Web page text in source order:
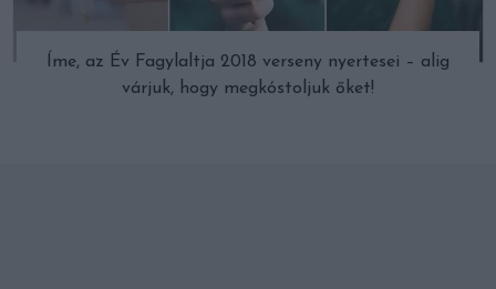
Íme, az Év Fagylaltja 2018 verseny nyertesei – alig
várjuk, hogy megkóstoljuk őket!